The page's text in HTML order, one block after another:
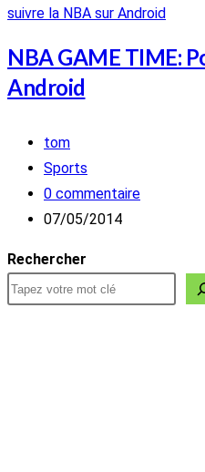
NBA GAME TIME:
Android
Auteur/autrice
de
la
publication :
tom
Post
category:
Sports
Commentaires
de
publication :
0 commentaire
Publication
07/05/2014
Rechercher